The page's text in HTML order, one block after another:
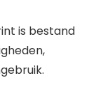
is bestand